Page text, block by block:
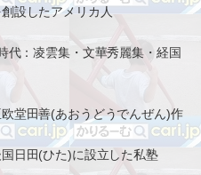
設したアメリカ人
代：凌雲集・文華秀麗集・経国
堂田善(あおうどうでんぜん)作
日田(ひた)に設立した私塾